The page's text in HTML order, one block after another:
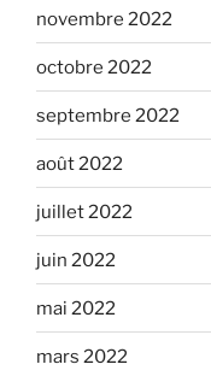
novembre 2022
octobre 2022
septembre 2022
août 2022
juillet 2022
juin 2022
mai 2022
mars 2022